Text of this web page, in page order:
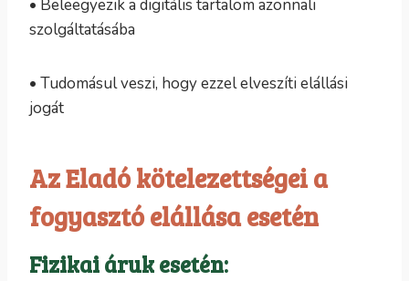
• Beleegyezik a digitális tartalom azonnali
szolgáltatásába
• Tudomásul veszi, hogy ezzel elveszíti elállási
jogát
Az Eladó kötelezettségei a
fogyasztó elállása esetén
Fizikai áruk esetén: